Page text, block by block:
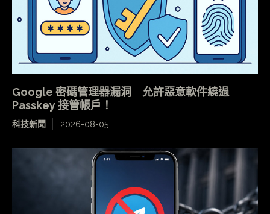
Google 密碼管理器漏洞 允許惡意軟件繞過
Passkey 接管帳戶！
科技新聞 2026-08-05